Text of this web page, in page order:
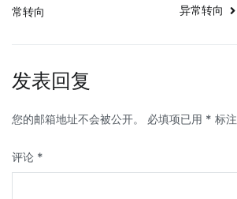
常转向
异常转向
发表回复
您的邮箱地址不会被公开。 必填项已用 * 标注
评论 *